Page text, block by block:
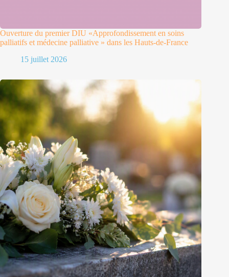
Ouverture du premier DIU «Approfondissement en soins
palliatifs et médecine palliative » dans les Hauts-de-France
15 juillet 2026